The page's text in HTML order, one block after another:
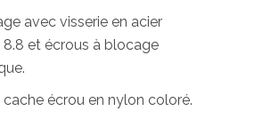
avec visserie en acier
8.8 et écrous à blocage
écrou en nylon coloré.